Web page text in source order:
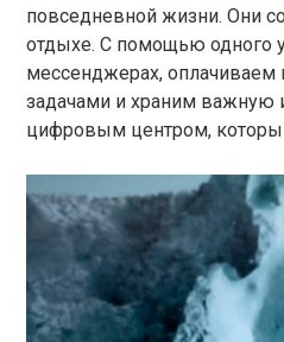
повседневной жизни. Они
отдыхе. С помощью одного
мессенджерах, оплачиваем
задачами и храним важную
цифровым центром,